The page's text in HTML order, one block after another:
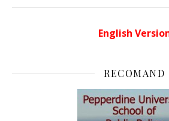
English
RECOMAND